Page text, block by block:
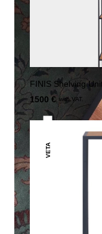
FINIS Shelving
1500 € with VAT.
VETA